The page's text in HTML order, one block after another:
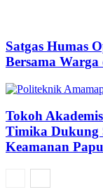
Satgas Humas
Bersama
Tokoh
Timika Dukung
Keamanan